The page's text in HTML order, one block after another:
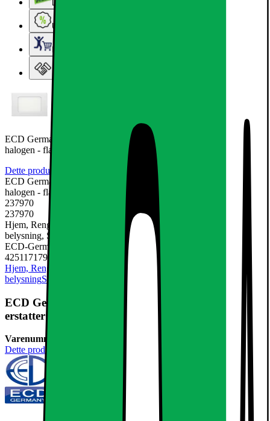
Lageroprydning
Ugens tilbud - og andre gode priser
Elgigantens Kundeklub
Elgiganten Erhverv
ECD Germany 10-pak LED-indbygget spotlight 6W erstatter 35W
halogen - flad
Dette produkt er endnu ikke blevet bedømt.
ECD Germany 10-pak LED-indbygget spotlight 6W erstatter 35W
halogen - flad
237970
237970
Hjem, Rengøring & Køkkenudstyr, El & belysning, Lamper &
belysning, Spotlights & downlight
ECD-Germany
4251171790795
Hjem, Rengøring & Køkkenudstyr
El & belysning
belysningSpotlights & downlight
ECD Germany 10-pak LED-indbygget spotlight 6W
erstatter 35W halogen - flad
Varenummer:
Dette produkt er endnu ikke blevet bedømt.